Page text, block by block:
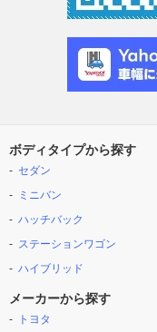
ボディタイプから探す
セダン
ミニバン
ハッチバック
ステーションワゴン
ハイブリッド
メーカーから探す
トヨタ